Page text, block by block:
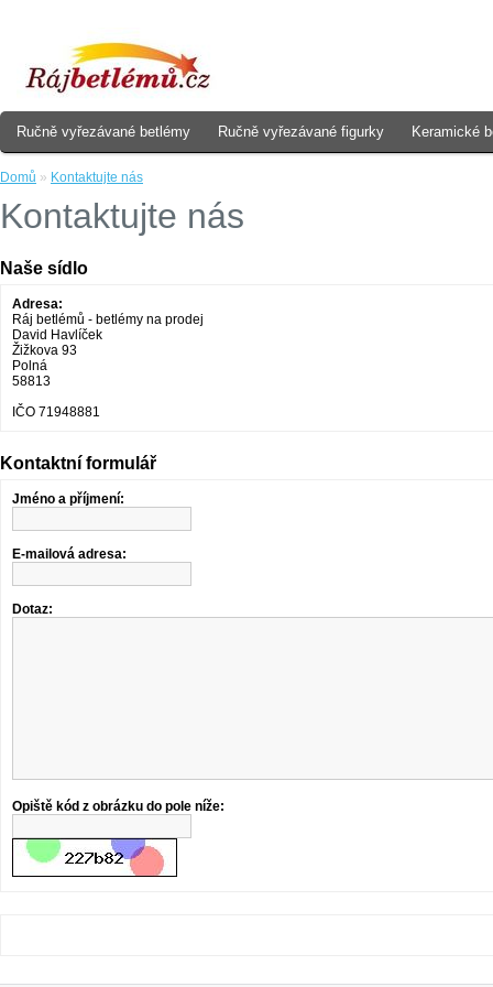
Ručně vyřezávané betlémy Ručně vyřezávané figurky Keramické
Domů » Kontaktujte nás
Kontaktujte nás
Naše sídlo
Adresa:
Ráj betlémů - betlémy na prodej
David Havlíček
Žižkova 93
Polná
58813
IČO 71948881
Kontaktní formulář
Jméno a příjmení:
E-mailová adresa:
Dotaz:
Opiště kód z obrázku do pole níže: